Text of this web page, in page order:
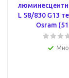
L 58/830 G13
Osram